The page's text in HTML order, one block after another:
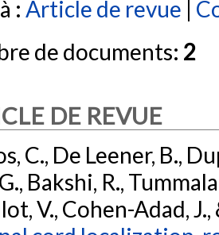
: Article de revue |
de documents: 2
DE REVUE
C., De Leener, B.,
Bakshi, R.,
V., Cohen-Adad,